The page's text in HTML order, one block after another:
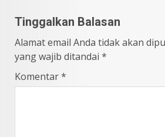
Tinggalkan Balasan
Alamat email Anda tidak akan
yang wajib ditandai *
Komentar*